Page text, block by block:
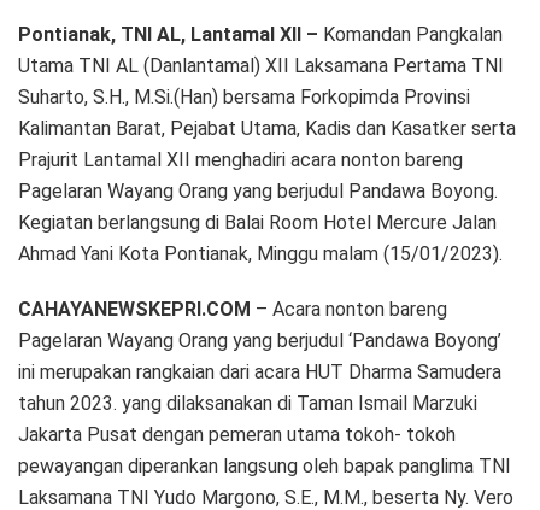
Pontianak, TNI AL, Lantamal XII – Komandan Pangkalan
Utama TNI AL (Danlantamal) XII Laksamana Pertama TNI
Suharto, S.H., M.Si.(Han) bersama Forkopimda Provinsi
Kalimantan Barat, Pejabat Utama, Kadis dan Kasatker serta
Prajurit Lantamal XII menghadiri acara nonton bareng
Pagelaran Wayang Orang yang berjudul Pandawa Boyong.
Kegiatan berlangsung di Balai Room Hotel Mercure Jalan
Ahmad Yani Kota Pontianak, Minggu malam (15/01/2023).
CAHAYANEWSKEPRI.COM – Acara nonton bareng
Pagelaran Wayang Orang yang berjudul ‘Pandawa Boyong’
ini merupakan rangkaian dari acara HUT Dharma Samudera
tahun 2023. yang dilaksanakan di Taman Ismail Marzuki
Jakarta Pusat dengan pemeran utama tokoh- tokoh
pewayangan diperankan langsung oleh bapak panglima TNI
Laksamana TNI Yudo Margono, S.E., M.M., beserta Ny. Vero